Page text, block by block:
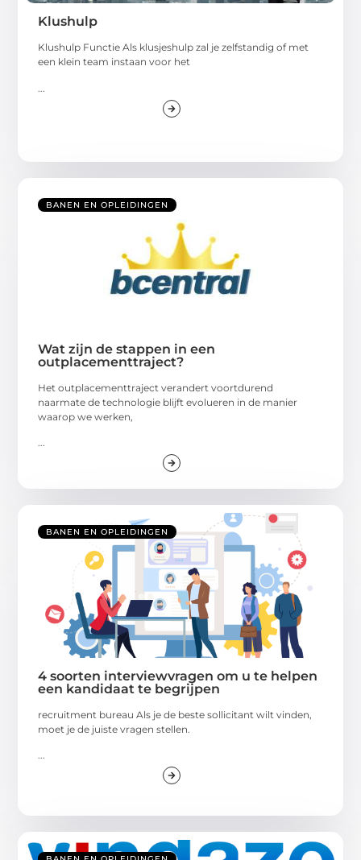
Klushulp
Klushulp Functie Als klusjeshulp zal je zelfstandig of met
een klein team instaan voor het
BANEN EN OPLEIDINGEN
Wat zijn de stappen in een
outplacementtraject?
Het outplacementtraject verandert voortdurend
naarmate de technologie blijft evolueren in de manier
waarop we werken,
BANEN EN OPLEIDINGEN
4 soorten interviewvragen om u te helpen
een kandidaat te begrijpen
recruitment bureau Als je de beste sollicitant wilt vinden,
moet je de juiste vragen stellen.
...